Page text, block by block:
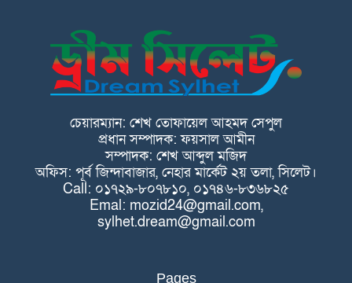
চেয়ারম্যান: শেখ তোফায়েল আহমদ সেপুল
প্রধান সম্পাদক: ফয়সাল আমীন
সম্পাদক: শেখ আব্দুল মজিদ
অফিস: পূর্ব জিন্দাবাজার, নেহার মার্কেট ২য় তলা, সিলেট।
Call: ০১৭২৯-৮০৭৮১০, ০১৭৪৬-৮৩৬৮২৫
Emal: mozid24@gmail.com,
sylhet.dream@gmail.com
Pages